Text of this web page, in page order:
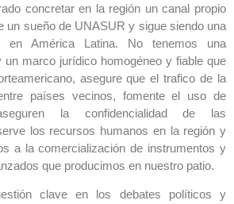
concretar en la región un canal propio
un sueño de UNASUR y sigue siendo una
en América Latina. No tenemos una
marco jurídico homogéneo y fiable que
asegure que el trafico de la
países vecinos, fomente el uso de
la confidencialidad de las
los recursos humanos en la región y
a la comercialización de instrumentos y
que producimos en nuestro patio.
clave en los debates políticos y